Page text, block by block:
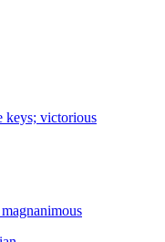
keys; victorious